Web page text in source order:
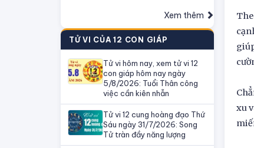
Xem thêm
TỬ VI CỦA 12 CON GIÁP
Tử vi hôm nay, xem tử vi 12
con giáp hôm nay ngày
5/8/2026: Tuổi Thân công
việc cần kiên nhẫn
Tử vi 12 cung hoàng đạo Thứ
Sáu ngày 31/7/2026: Song
Tử tràn đầy năng lượng
xu